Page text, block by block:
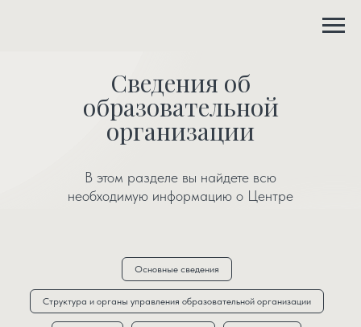
Сведения об
образовательной
организации
В этом разделе вы найдете всю
необходимую информацию о Центре
Основные сведения
Структура и органы управления образовательной организации